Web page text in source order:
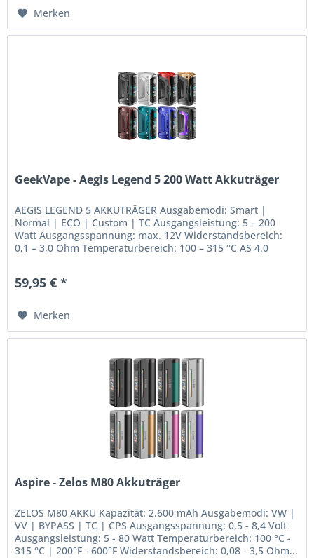
Merken
GeekVape - Aegis Legend 5 200 Watt Akkuträger
AEGIS LEGEND 5 AKKUTRÄGER Ausgabemodi: Smart |
Normal | ECO | Custom | TC Ausgangsleistung: 5 – 200
Watt Ausgangsspannung: max. 12V Widerstandsbereich:
0,1 – 3,0 Ohm Temperaturbereich: 100 – 315 °C AS 4.0
59,95 € *
Merken
Aspire - Zelos M80 Akkuträger
ZELOS M80 AKKU Kapazität: 2.600 mAh Ausgabemodi: VW |
VV | BYPASS | TC | CPS Ausgangsspannung: 0,5 - 8,4 Volt
Ausgangsleistung: 5 - 80 Watt Temperaturbereich: 100 °C -
315 °C | 200°F - 600°F Widerstandsbereich: 0,08 - 3,5 Ohm...